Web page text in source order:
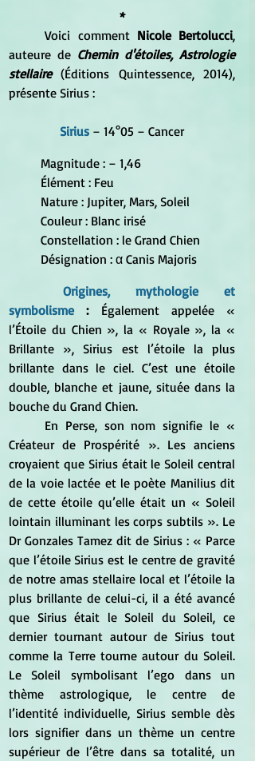
*
	Voici comment
Nicole Bertolucci,
auteure de Chemin d'étoiles, Astrologie
stellaire (Éditions Quintessence, 2014),
présente Sirius :
Sirius – 14°05 – Cancer
Magnitude : – 1,46
Élément : Feu
Nature : Jupiter, Mars, Soleil
Couleur : Blanc irisé
Constellation : le Grand Chien
Désignation : α Canis Majoris
Origines, mythologie et
symbolisme : Également appelée «
l’Étoile du Chien », la « Royale », la «
Brillante », Sirius est l’étoile la plus
brillante dans le ciel. C’est une étoile
double, blanche et jaune, située dans la
bouche du Grand Chien.
Créateur de Prospérité ». Les anciens
croyaient que Sirius était le Soleil central
de la voie lactée et le poète Manilius dit
de cette étoile qu’elle était un « Soleil
lointain illuminant les corps subtils ». Le
Dr Gonzales Tamez dit de Sirius : « Parce
que l’étoile Sirius est le centre de gravité
de notre amas stellaire local et l’étoile la
plus brillante de celui-ci, il a été avancé
que Sirius était le Soleil du Soleil, ce
dernier tournant autour de Sirius tout
comme la Terre tourne autour du Soleil.
Le Soleil symbolisant l’ego dans un
thème astrologique, le centre de
l’identité individuelle, Sirius semble dès
lors signifier dans un thème un centre
supérieur de l’être dans sa totalité, un